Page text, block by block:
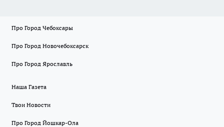
Про Город Чебоксары
Про Город Новочебоксарск
Про Город Ярославль
Наша Газета
Твои Новости
Про Город Йошкар-Ола